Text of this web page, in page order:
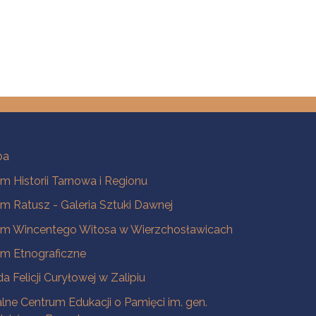
Historii Tarnowa i Regionu
Ratusz - Galeria Sztuki Dawnej
Wincentego Witosa w Wierzchosławicach
Etnograficzne
Felicji Curyłowej w Zalipiu
Centrum Edukacji o Pamięci im. gen.